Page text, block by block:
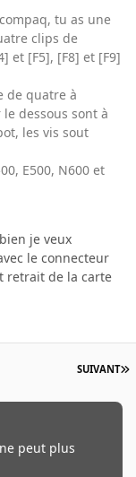
tu as une
clips de
et [F5], [F8] et [F9]
de quatre à
dessous sont à
les vis sout
E500, N600 et
je veux
le connecteur
retrait de la carte
SUIVANT
peut plus